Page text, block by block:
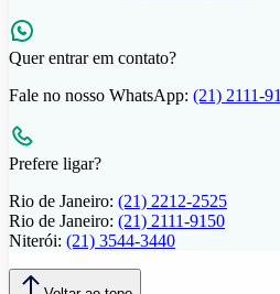
Quer entrar em contato?
Fale no nosso WhatsApp: (21) 2111-
Prefere ligar?
Rio de Janeiro: (21) 2212-2525
Rio de Janeiro: (21) 2111-9150
Niterói: (21) 3544-3440